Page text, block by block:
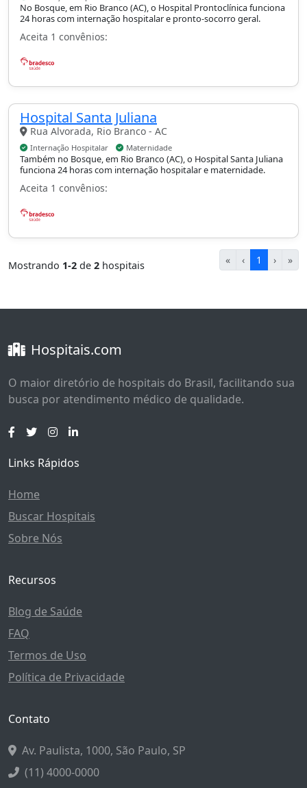
No Bosque, em Rio Branco (AC), o Hospital Prontoclínica funciona
24 horas com internação hospitalar e pronto-socorro geral.
Aceita 1 convênios:
Hospital Santa Juliana
Rua Alvorada, Rio Branco - AC
Internação Hospitalar Maternidade
Também no Bosque, em Rio Branco (AC), o Hospital Santa Juliana
funciona 24 horas com internação hospitalar e maternidade.
Aceita 1 convênios:
Mostrando 1-2 de 2 hospitais « ‹ 1 › »
Hospitais.com
O maior diretório de hospitais do Brasil, facilitando sua
busca por atendimento médico de qualidade.
Links Rápidos
Home
Buscar Hospitais
Sobre Nós
Recursos
Blog de Saúde
FAQ
Termos de Uso
Política de Privacidade
Contato
Av. Paulista, 1000, São Paulo, SP
(11) 4000-0000